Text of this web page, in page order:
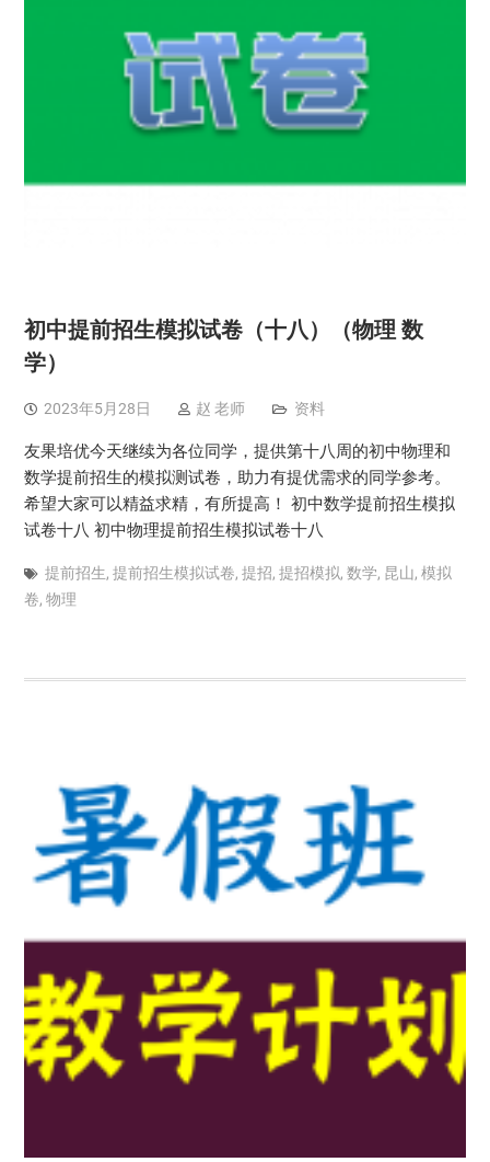
初中提前招生模拟试卷（十八）（物理 数
学）
2023年5月28日 赵 老师 资料
友果培优今天继续为各位同学，提供第十八周的初中物理和
数学提前招生的模拟测试卷，助力有提优需求的同学参考。
希望大家可以精益求精，有所提高！ 初中数学提前招生模拟
试卷十八 初中物理提前招生模拟试卷十八
提前招生, 提前招生模拟试卷, 提招, 提招模拟, 数学, 昆山, 模拟
卷, 物理